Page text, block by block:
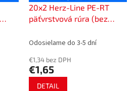
20x2 Herz-Line PE-RT
päťvrstvová rúra (bez
Odosielame do 3-5 dní
€1,34 bez DPH
€1,65
DETAIL